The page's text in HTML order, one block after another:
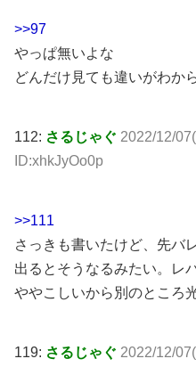
>>97
やっぱ無いよな
どんだけ見ても違いがわか
112: さるじゃぐ 2022/12/
ID:xhkJyOo0p
>>111
さっきも書いたけど、先バ
出るとそうなるみたい。レ
ややこしいから別のところ
119: さるじゃぐ 2022/12/